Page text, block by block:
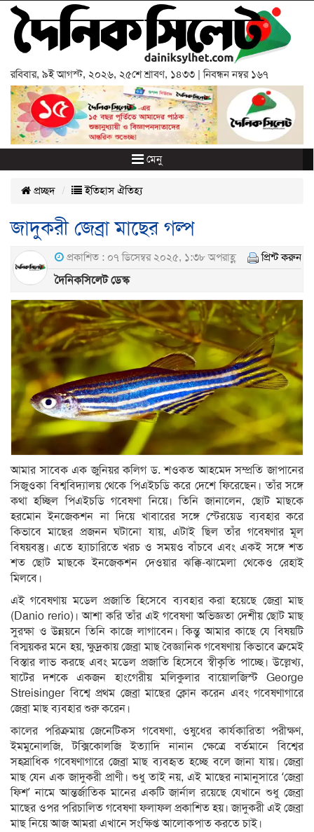
রবিবার, ৯ই আগস্ট, ২০২৬, ২৫শে শ্রাবণ, ১৪৩৩ | নিবন্ধন নম্বর ১৬৭
মেনু
প্রচ্ছদ ইতিহাস ঐতিহ্য
জাদুকরী জেব্রা মাছের গল্প
প্রকাশিত : ০৭ ডিসেম্বর ২০২৫, ১:৩৮ অপরাহ্ণ প্রিন্ট করুন
দৈনিকসিলেট ডেস্ক
আমার সাবেক এক জুনিয়র কলিগ ড. শওকত আহমেদ সম্প্রতি জাপানের
সিজুওকা বিশ্ববিদ্যালয় থেকে পিএইচডি করে দেশে ফিরেছেন। তাঁর সঙ্গে
কথা হচ্ছিল পিএইচডি গবেষণা নিয়ে। তিনি জানালেন, ছোট মাছকে
হরমোন ইনজেকশন না দিয়ে খাবারের সঙ্গে স্টেরয়েড ব্যবহার করে
কিভাবে মাছের প্রজনন ঘটানো যায়, এটাই ছিল তাঁর গবেষণার মূল
বিষয়বস্তু। এতে হ্যাচারিতে খরচ ও সময়ও বাঁচবে এবং একই সঙ্গে শত
শত ছোট মাছকে ইনজেকশন দেওয়ার ঝক্কি-ঝামেলা থেকেও রেহাই
মিলবে।
এই গবেষণায় মডেল প্রজাতি হিসেবে ব্যবহার করা হয়েছে জেব্রা মাছ
(Danio rerio)। আশা করি তাঁর এই গবেষণা অভিজ্ঞতা দেশীয় ছোট মাছ
সুরক্ষা ও উন্নয়নে তিনি কাজে লাগাবেন। কিন্তু আমার কাছে যে বিষয়টি
বিস্ময়কর মনে হয়, ক্ষুদ্রকায় জেব্রা মাছ বৈজ্ঞানিক গবেষণায় কিভাবে ক্রমেই
বিস্তার লাভ করছে এবং মডেল প্রজাতি হিসেবে স্বীকৃতি পাচ্ছে। উল্লেখ্য,
ষাটের দশকে একজন হাংগেরীয় মলিকুলার বায়োলজিস্ট George
Streisinger বিশ্বে প্রথম জেব্রা মাছের ক্লোন করেন এবং গবেষণাগারে
জেব্রা মাছ ব্যবহার শুরু করেন।
কালের পরিক্রমায় জেনেটিকস গবেষণা, ওষুধের কার্যকারিতা পরীক্ষণ,
ইমমুনোলজি, টক্সিকোলজি ইত্যাদি নানান ক্ষেত্রে বর্তমানে বিশ্বের
সহস্রাধিক গবেষণাগারে জেব্রা মাছ ব্যবহৃত হচ্ছে বলে জানা যায়। জেব্রা
মাছ যেন এক জাদুকরী প্রাণী। শুধু তাই নয়, এই মাছের নামানুসারে ‘জেব্রা
ফিশ’ নামে আন্তর্জাতিক মানের একটি জার্নাল রয়েছে যেখানে শুধু জেব্রা
মাছের ওপর পরিচালিত গবেষণা ফলাফল প্রকাশিত হয়। জাদুকরী এই জেব্রা
মাছ নিয়ে আজ আমরা এখানে সংক্ষিপ্ত আলোকপাত করতে চাই।